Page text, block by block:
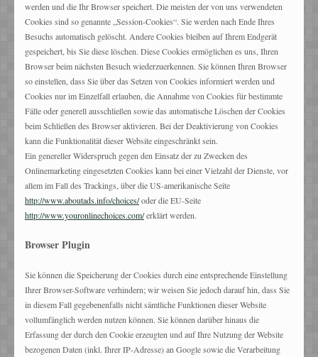
werden und die Ihr Browser speichert. Die meisten der von uns verwendeten
Cookies sind so genannte „Session-Cookies“. Sie werden nach Ende Ihres
Besuchs automatisch gelöscht. Andere Cookies bleiben auf Ihrem Endgerät
gespeichert, bis Sie diese löschen. Diese Cookies ermöglichen es uns, Ihren
Browser beim nächsten Besuch wiederzuerkennen. Sie können Ihren Browser
so einstellen, dass Sie über das Setzen von Cookies informiert werden und
Cookies nur im Einzelfall erlauben, die Annahme von Cookies für bestimmte
Fälle oder generell ausschließen sowie das automatische Löschen der Cookies
beim Schließen des Browser aktivieren. Bei der Deaktivierung von Cookies
kann die Funktionalität dieser Website eingeschränkt sein.
Ein genereller Widerspruch gegen den Einsatz der zu Zwecken des
Onlinemarketing eingesetzten Cookies kann bei einer Vielzahl der Dienste, vor
allem im Fall des Trackings, über die US-amerikanische Seite
http://www.aboutads.info/choices/oder die EU-Seite
http://www.youronlinechoices.com/erklärt werden.
Browser Plugin
Sie können die Speicherung der Cookies durch eine entsprechende Einstellung
Ihrer Browser-Software verhindern; wir weisen Sie jedoch darauf hin, dass Sie
in diesem Fall gegebenenfalls nicht sämtliche Funktionen dieser Website
vollumfänglich werden nutzen können. Sie können darüber hinaus die
Erfassung der durch den Cookie erzeugten und auf Ihre Nutzung der Website
bezogenen Daten (inkl. Ihrer IP-Adresse) an Google sowie die Verarbeitung